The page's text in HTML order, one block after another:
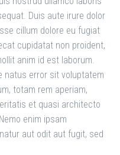
Duis aute irure dolor
cillum dolore eu fugiat
cupidatat non proident,
anim id est laborum.
natus error sit voluptatem
totam rem aperiam,
et quasi architecto
enim ipsam
aut odit aut fugit, sed